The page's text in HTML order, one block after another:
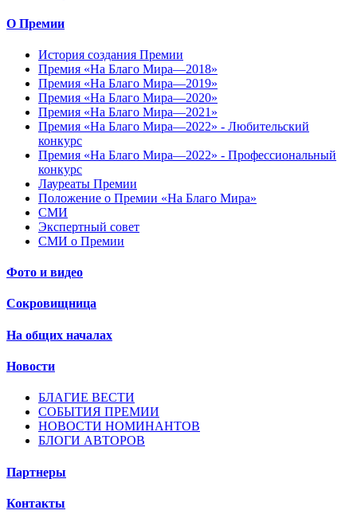
О Премии
История создания Премии
Премия «На Благо Мира—2018»
Премия «На Благо Мира—2019»
Премия «На Благо Мира—2020»
Премия «На Благо Мира—2021»
Премия «На Благо Мира—2022» - Любительский
конкурс
Премия «На Благо Мира—2022» - Профессиональный
конкурс
Лауреаты Премии
Положение о Премии «На Благо Мира»
СМИ
Экспертный совет
СМИ о Премии
Фото и видео
Сокровищница
На общих началах
Новости
БЛАГИЕ ВЕСТИ
СОБЫТИЯ ПРЕМИИ
НОВОСТИ НОМИНАНТОВ
БЛОГИ АВТОРОВ
Партнеры
Контакты